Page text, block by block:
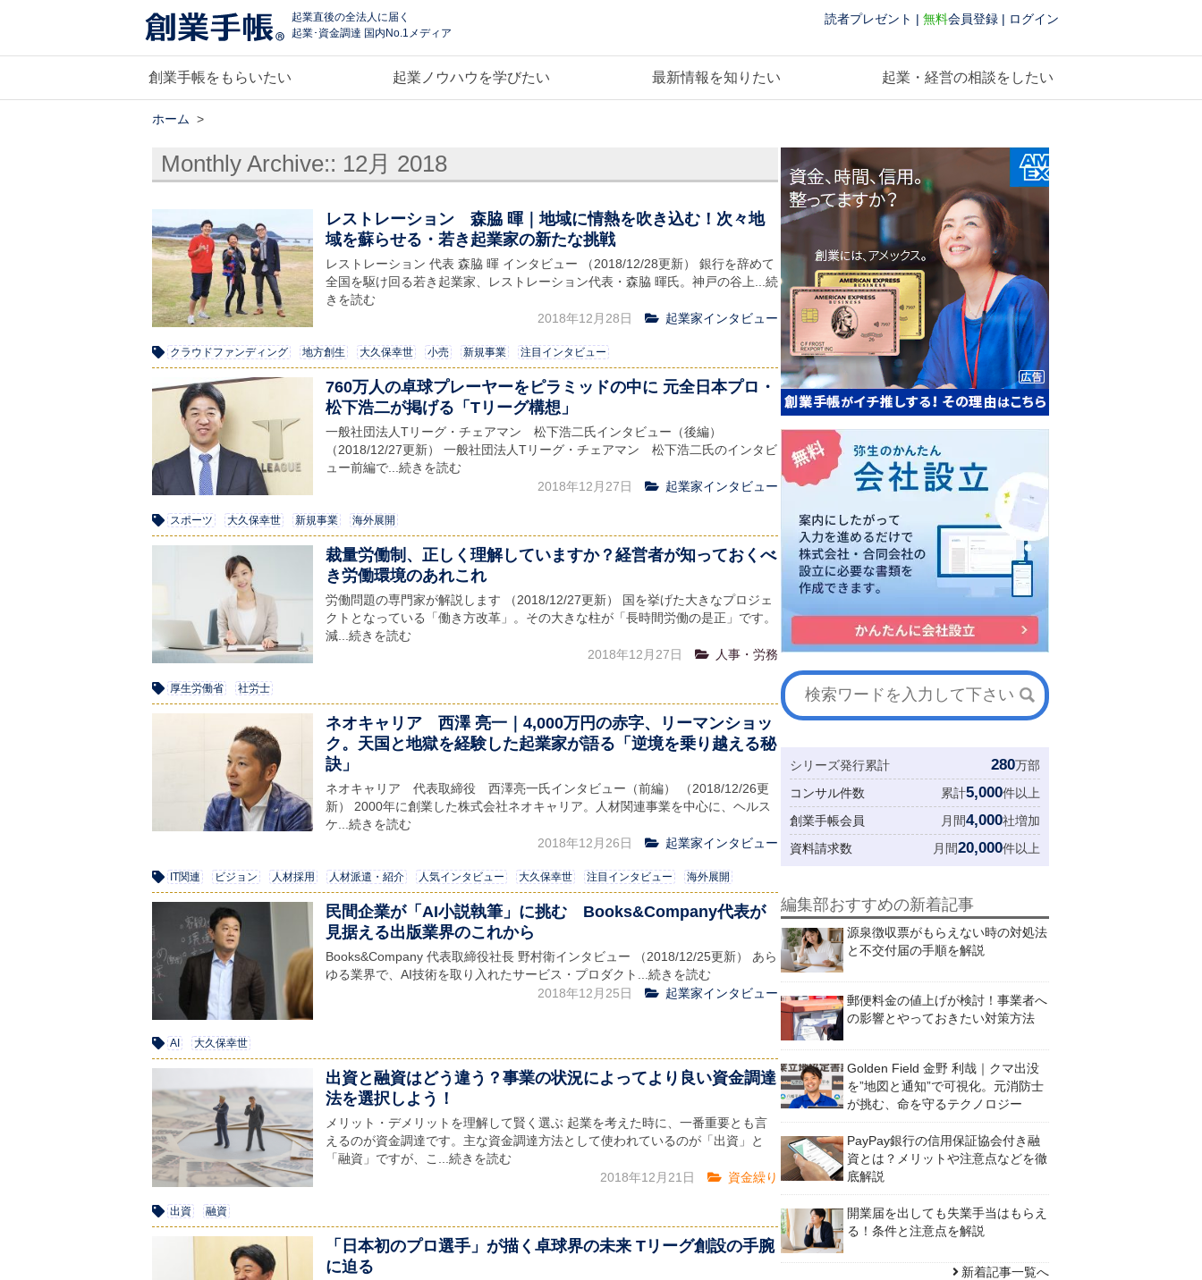
起業直後の全法人に届く
起業･資金調達 国内No.1メディア
読者プレゼント | 無料会員登録 | ログイン
創業手帳をもらいたい 起業ノウハウを学びたい 最新情報を知りたい 起業・経営の相談をしたい
ホーム >
Monthly Archive:: 12月 2018
レストレーション 森脇 暉｜地域に情熱を吹き込む！次々地
域を蘇らせる・若き起業家の新たな挑戦
レストレーション 代表 森脇 暉 インタビュー （2018/12/28更新） 銀行を辞めて
全国を駆け回る若き起業家、レストレーション代表・森脇 暉氏。神戸の谷上...続
きを読む
2018年12月28日
起業家インタビュー
クラウドファンディング 地方創生 大久保幸世 小売 新規事業 注目インタビュー
760万人の卓球プレーヤーをピラミッドの中に 元全日本プロ・
松下浩二が掲げる「Tリーグ構想」
一般社団法人Tリーグ・チェアマン 松下浩二氏インタビュー（後編）
（2018/12/27更新） 一般社団法人Tリーグ・チェアマン 松下浩二氏のインタビ
ュー前編で...続きを読む
2018年12月27日
起業家インタビュー
スポーツ 大久保幸世 新規事業 海外展開
裁量労働制、正しく理解していますか？経営者が知っておくべ
き労働環境のあれこれ
労働問題の専門家が解説します （2018/12/27更新） 国を挙げた大きなプロジェ
クトとなっている「働き方改革」。その大きな柱が「長時間労働の是正」です。
減...続きを読む
2018年12月27日
人事・労務
厚生労働省 社労士
ネオキャリア 西澤 亮一｜4,000万円の赤字、リーマンショッ
ク。天国と地獄を経験した起業家が語る「逆境を乗り越える秘
訣」
ネオキャリア 代表取締役 西澤亮一氏インタビュー（前編） （2018/12/26更
新） 2000年に創業した株式会社ネオキャリア。人材関連事業を中心に、ヘルス
ケ...続きを読む
2018年12月26日
起業家インタビュー
IT関連 ビジョン 人材採用 人材派遣・紹介 人気インタビュー 大久保幸世 注目インタビュー 海外展開
民間企業が「AI小説執筆」に挑む Books&Company代表が
見据える出版業界のこれから
Books&Company 代表取締役社長 野村衛インタビュー （2018/12/25更新） あら
ゆる業界で、AI技術を取り入れたサービス・プロダクト...続きを読む
2018年12月25日
起業家インタビュー
AI 大久保幸世
出資と融資はどう違う？事業の状況によってより良い資金調達
法を選択しよう！
メリット・デメリットを理解して賢く選ぶ 起業を考えた時に、一番重要とも言
えるのが資金調達です。主な資金調達方法として使われているのが「出資」と
「融資」ですが、こ...続きを読む
2018年12月21日
資金繰り
出資 融資
「日本初のプロ選手」が描く卓球界の未来 Tリーグ創設の手腕
に迫る
シリーズ発行累計 280万部
コンサル件数
累計5,000件以上
創業手帳会員
月間4,000社増加
資料請求数
月間20,000件以上
編集部おすすめの新着記事
源泉徴収票がもらえない時の対処法
と不交付届の手順を解説
郵便料金の値上げが検討！事業者へ
の影響とやっておきたい対策方法
Golden Field 金野 利哉｜クマ出没
を”地図と通知”で可視化。元消防士
が挑む、命を守るテクノロジー
PayPay銀行の信用保証協会付き融
資とは？メリットや注意点などを徹
底解説
開業届を出しても失業手当はもらえ
る！条件と注意点を解説
新着記事一覧へ